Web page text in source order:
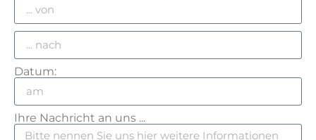
Datum:
Ihre Nachricht an uns ...